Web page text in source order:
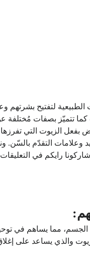
لتفتيح بشرتهم
تتميّز بصفات مُختلفة
بفعل الزيوت التي
وعلامات التقدّم
رايكم في
مما يساهم في
والذي يساعد على